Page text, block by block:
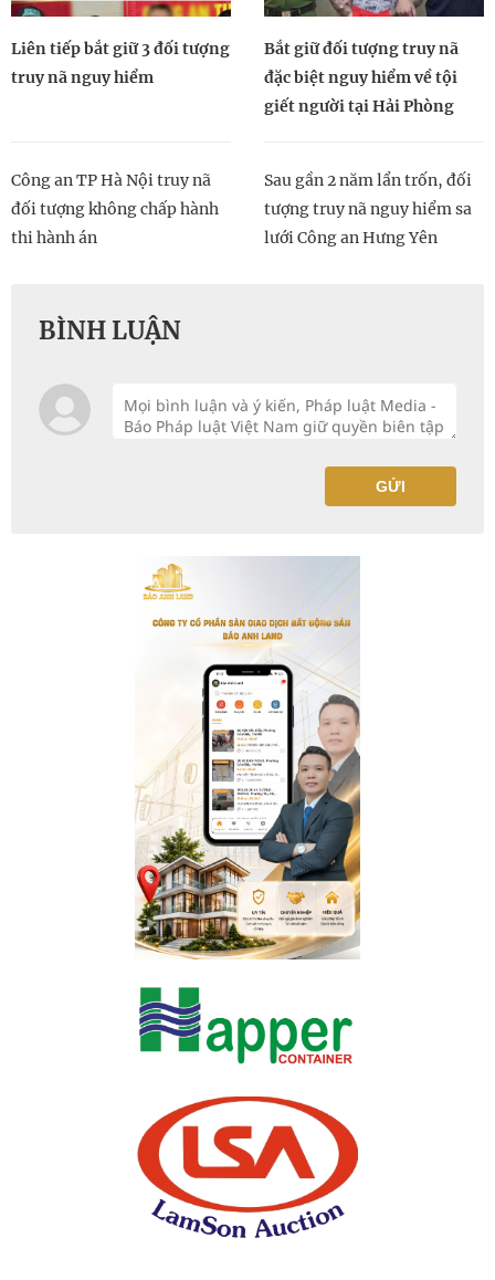
Liên tiếp bắt giữ 3 đối tượng
truy nã nguy hiểm
Bắt giữ đối tượng truy nã
đặc biệt nguy hiểm về tội
giết người tại Hải Phòng
Công an TP Hà Nội truy nã
đối tượng không chấp hành
thi hành án
Sau gần 2 năm lẩn trốn, đối
tượng truy nã nguy hiểm sa
lưới Công an Hưng Yên
BÌNH LUẬN
GỬI